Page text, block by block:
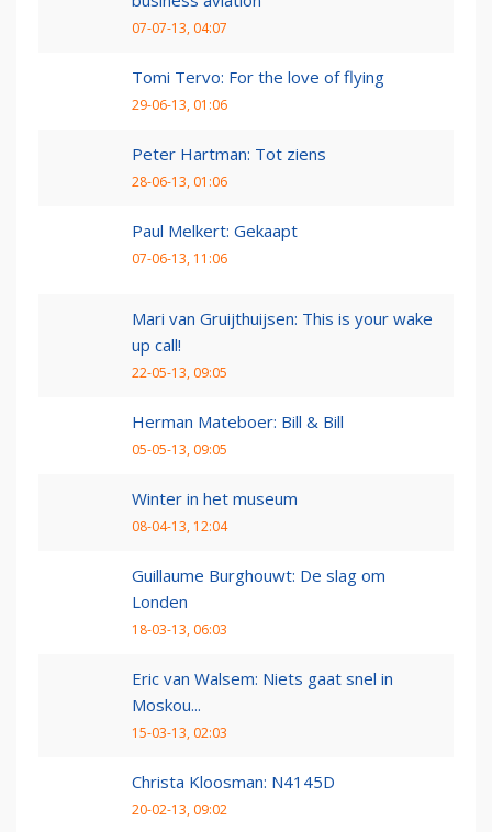
07-07-13, 04:07
Tomi Tervo: For the love of flying
29-06-13, 01:06
Peter Hartman: Tot ziens
28-06-13, 01:06
Paul Melkert: Gekaapt
07-06-13, 11:06
Mari van Gruijthuijsen: This is your wake
up call!
22-05-13, 09:05
Herman Mateboer: Bill & Bill
05-05-13, 09:05
Winter in het museum
08-04-13, 12:04
Guillaume Burghouwt: De slag om
Londen
18-03-13, 06:03
Eric van Walsem: Niets gaat snel in
Moskou...
15-03-13, 02:03
Christa Kloosman: N4145D
20-02-13, 09:02